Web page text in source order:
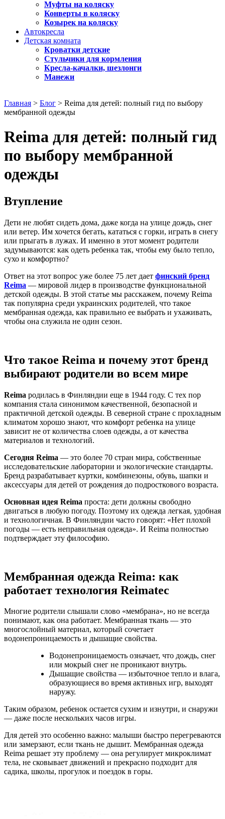
Муфты на коляску
Конверты в коляску
Козырек на коляску
Автокресла
Детская комната
Кроватки детские
Стульчики для кормления
Кресла-качалки, шезлонги
Манежи
Главная > Блог > Reima для детей: полный гид по выбору
мембранной одежды
Reima для детей: полный гид
по выбору мембранной
одежды
Втупление
Дети не любят сидеть дома, даже когда на улице дождь, снег
или ветер. Им хочется бегать, кататься с горки, играть в снегу
или прыгать в лужах. И именно в этот момент родители
задумываются: как одеть ребенка так, чтобы ему было тепло,
сухо и комфортно?
Ответ на этот вопрос уже более 75 лет дает финский бренд
Reima — мировой лидер в производстве функциональной
детской одежды. В этой статье мы расскажем, почему Reima
так популярна среди украинских родителей, что такое
мембранная одежда, как правильно ее выбрать и ухаживать,
чтобы она служила не один сезон.
Что такое Reima и почему этот бренд
выбирают родители во всем мире
Reima родилась в Финляндии еще в 1944 году. С тех пор
компания стала синонимом качественной, безопасной и
практичной детской одежды. В северной стране с прохладным
климатом хорошо знают, что комфорт ребенка на улице
зависит не от количества слоев одежды, а от качества
материалов и технологий.
Сегодня Reima — это более 70 стран мира, собственные
исследовательские лаборатории и экологические стандарты.
Бренд разрабатывает куртки, комбинезоны, обувь, шапки и
аксессуары для детей от рождения до подросткового возраста.
Основная идея Reima проста: дети должны свободно
двигаться в любую погоду. Поэтому их одежда легкая, удобная
и технологичная. В Финляндии часто говорят: «Нет плохой
погоды — есть неправильная одежда». И Reima полностью
подтверждает эту философию.
Мембранная одежда Reima: как
работает технология Reimatec
Многие родители слышали слово «мембрана», но не всегда
понимают, как она работает. Мембранная ткань — это
многослойный материал, который сочетает
водонепроницаемость и дышащие свойства.
Водонепроницаемость означает, что дождь, снег
или мокрый снег не проникают внутрь.
Дышащие свойства — избыточное тепло и влага,
образующиеся во время активных игр, выходят
наружу.
Таким образом, ребенок остается сухим и изнутри, и снаружи
— даже после нескольких часов игры.
Для детей это особенно важно: малыши быстро перегреваются
или замерзают, если ткань не дышит. Мембранная одежда
Reima решает эту проблему — она регулирует микроклимат
тела, не сковывает движений и прекрасно подходит для
садика, школы, прогулок и поездок в горы.